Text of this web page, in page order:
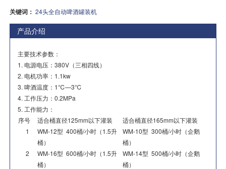
关键词：24头全自动啤酒罐装机
产品介绍
主要技术参数：
1. 电源电压：380V（三相四线）
2. 电机功率：1.1kw
3. 啤酒温度：1℃—3℃
4. 工作压力：0.2MPa
5. 工作能力：
序号
适合桶直径125mm以下灌装
适合桶直径165mm以下灌装
1
WM-12型 400桶/小时（1.5升
桶）
WM-10型 300桶/小时（企鹅
桶）
2
WM-16型 600桶/小时（1.5升
桶）
WM-14型 500桶/小时（企鹅
桶）